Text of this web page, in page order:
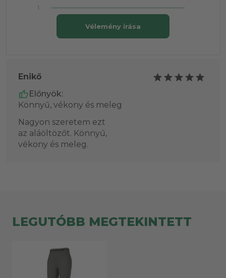
1
Vélemény írása
Enikő
Előnyök:
Könnyű, vékony és meleg
Nagyon szeretem ezt
az aláöltözőt. Könnyű,
vékony és meleg.
LEGUTÓBB MEGTEKINTETT